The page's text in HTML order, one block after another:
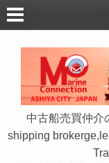
中古船売買仲介
shipping